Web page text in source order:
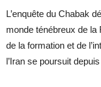
L’enquête du Chabak
monde ténébreux de
de la formation et de
l’Iran se poursuit